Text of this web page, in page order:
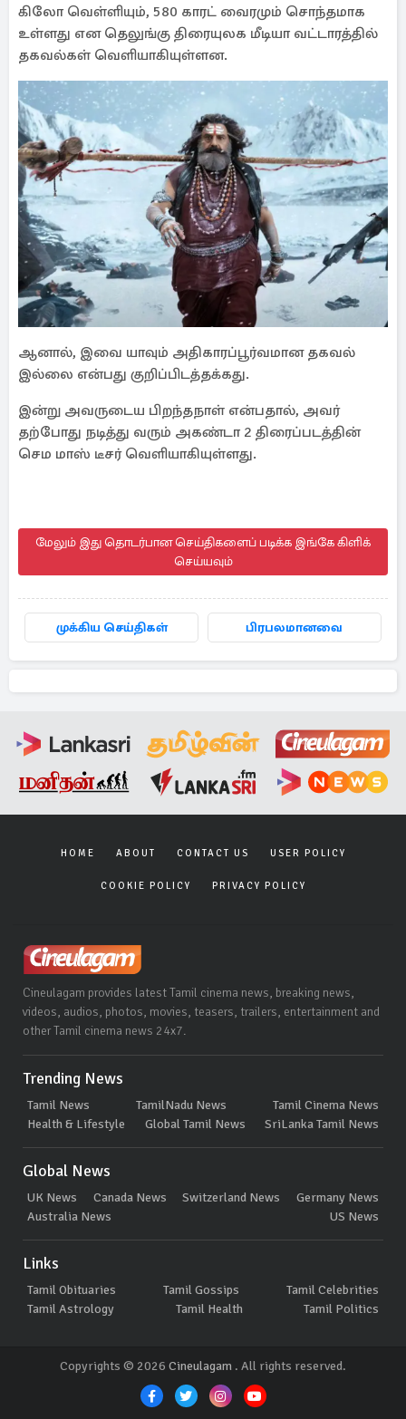
கிலோ வெள்ளியும், 580 காரட் வைரமும் சொந்தமாக
உள்ளது என தெலுங்கு திரையுலக மீடியா வட்டாரத்தில்
தகவல்கள் வெளியாகியுள்ளன.
ஆனால், இவை யாவும் அதிகாரப்பூர்வமான தகவல்
இல்லை என்பது குறிப்பிடத்தக்கது.
இன்று அவருடைய பிறந்தநாள் என்பதால், அவர்
தற்போது நடித்து வரும் அகண்டா 2 திரைப்படத்தின்
செம மாஸ் டீசர் வெளியாகியுள்ளது.
மேலும் இது தொடர்பான செய்திகளைப் படிக்க இங்கே கிளிக்
செய்யவும்
முக்கிய செய்திகள் பிரபலமானவை
HOME ABOUT CONTACT US USER POLICY
COOKIE POLICY PRIVACY POLICY
Cineulagam provides latest Tamil cinema news, breaking news,
videos, audios, photos, movies, teasers, trailers, entertainment and
other Tamil cinema news 24x7.
Trending News
Tamil News TamilNadu News
Tamil Cinema News
Health & Lifestyle
Global Tamil News SriLanka Tamil News
Global News
UK News Canada News Switzerland News
Germany News
Australia News
US News
Links
Tamil Obituaries Tamil Gossips
Tamil Celebrities
Tamil Astrology
Tamil Health Tamil Politics
Copyrights © 2026 Cineulagam . All rights reserved.